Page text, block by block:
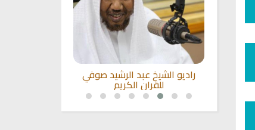
راديو الشيخ عبد الرشيد صوفي
للقران الكريم